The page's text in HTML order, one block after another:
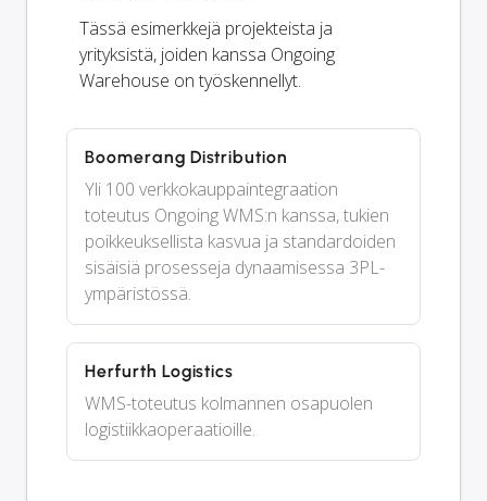
Tässä esimerkkejä projekteista ja
yrityksistä, joiden kanssa Ongoing
Warehouse on työskennellyt.
Boomerang Distribution
Yli 100 verkkokauppaintegraation
toteutus Ongoing WMS:n kanssa, tukien
poikkeuksellista kasvua ja standardoiden
sisäisiä prosesseja dynaamisessa 3PL-
ympäristössä.
Herfurth Logistics
WMS-toteutus kolmannen osapuolen
logistiikkaoperaatioille.